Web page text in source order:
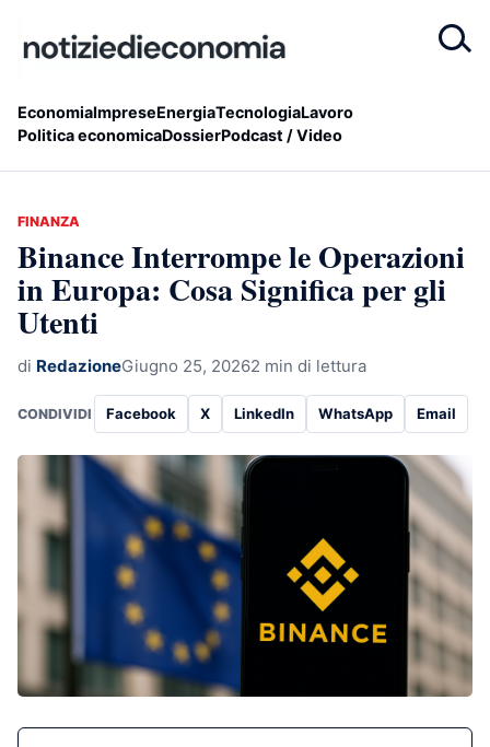
EconomiaImpreseEnergiaTecnologiaLavoro
Politica economicaDossierPodcast / Video
FINANZA
Binance Interrompe le Operazioni
in Europa: Cosa Significa per gli
Utenti
di RedazioneGiugno 25, 20262 min di lettura
CONDIVIDI Facebook X LinkedIn WhatsApp Email